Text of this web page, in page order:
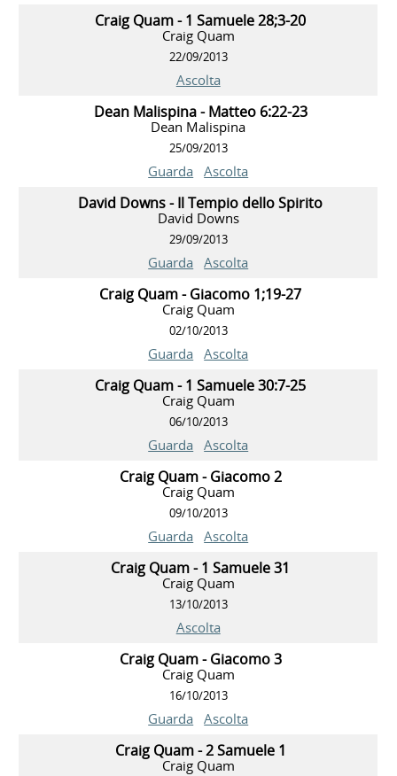
Craig Quam - 1 Samuele 28;3-20
Craig Quam
22/09/2013
Ascolta
Dean Malispina - Matteo 6:22-23
Dean Malispina
25/09/2013
Guarda Ascolta
David Downs - Il Tempio dello Spirito
David Downs
29/09/2013
Guarda Ascolta
Craig Quam - Giacomo 1;19-27
Craig Quam
02/10/2013
Guarda Ascolta
Craig Quam - 1 Samuele 30:7-25
Craig Quam
06/10/2013
Guarda Ascolta
Craig Quam - Giacomo 2
Craig Quam
09/10/2013
Guarda Ascolta
Craig Quam - 1 Samuele 31
Craig Quam
13/10/2013
Ascolta
Craig Quam - Giacomo 3
Craig Quam
16/10/2013
Guarda Ascolta
Craig Quam - 2 Samuele 1
Craig Quam